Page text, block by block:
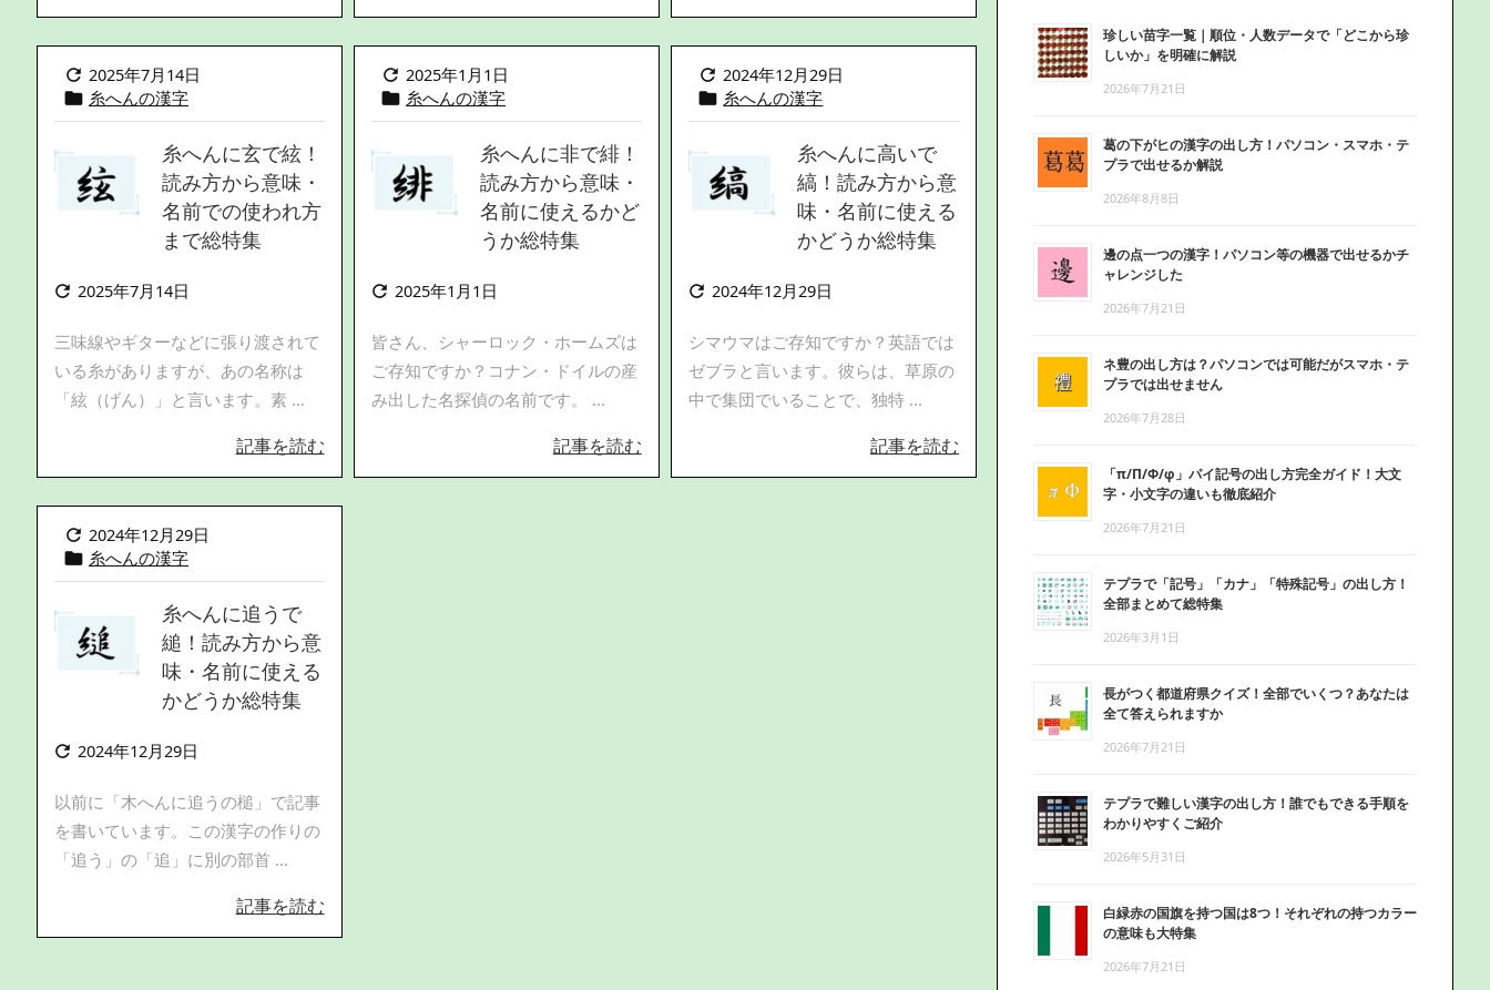
 2025年7月14日
 糸へんの漢字
糸へんに玄で絃！
読み方から意味・
名前での使われ方
まで総特集
 2025年7月14日
三味線やギターなどに張り渡されて
いる糸がありますが、あの名称は
「絃（げん）」と言います。素 ...
記事を読む
 2025年1月1日
 糸へんの漢字
糸へんに非で緋！
読み方から意味・
名前に使えるかど
うか総特集
 2025年1月1日
皆さん、シャーロック・ホームズは
ご存知ですか？コナン・ドイルの産
み出した名探偵の名前です。 ...
記事を読む
 2024年12月29日
 糸へんの漢字
糸へんに高いで
縞！読み方から意
味・名前に使える
かどうか総特集
 2024年12月29日
シマウマはご存知ですか？英語では
ゼブラと言います。彼らは、草原の
中で集団でいることで、独特 ...
記事を読む
 2024年12月29日
 糸へんの漢字
糸へんに追うで
縋！読み方から意
味・名前に使える
かどうか総特集
 2024年12月29日
以前に「木へんに追うの槌」で記事
を書いています。この漢字の作りの
「追う」の「追」に別の部首 ...
記事を読む
珍しい苗字一覧｜順位・人数データで「どこから珍
しいか」を明確に解説
2026年7月21日
葛の下がヒの漢字の出し方！パソコン・スマホ・テ
プラで出せるか解説
2026年8月8日
邊の点一つの漢字！パソコン等の機器で出せるかチ
ャレンジした
2026年7月21日
ネ豊の出し方は？パソコンでは可能だがスマホ・テ
プラでは出せません
2026年7月28日
「π/Π/Φ/φ」パイ記号の出し方完全ガイド！大文
字・小文字の違いも徹底紹介
2026年7月21日
テプラで「記号」「カナ」「特殊記号」の出し方！
全部まとめて総特集
2026年3月1日
長がつく都道府県クイズ！全部でいくつ？あなたは
全て答えられますか
2026年7月21日
テプラで難しい漢字の出し方！誰でもできる手順を
わかりやすくご紹介
2026年5月31日
白緑赤の国旗を持つ国は8つ！それぞれの持つカラー
の意味も大特集
2026年7月21日